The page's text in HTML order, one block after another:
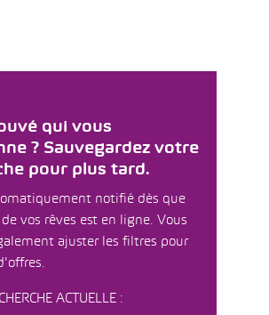
qui vous
? Sauvegardez votre
pour plus tard.
notifié dès que
vos rêves est en ligne. Vous
ajuster les filtres pour
ACTUELLE :